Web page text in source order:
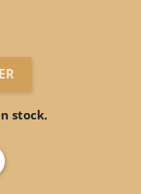
stock.